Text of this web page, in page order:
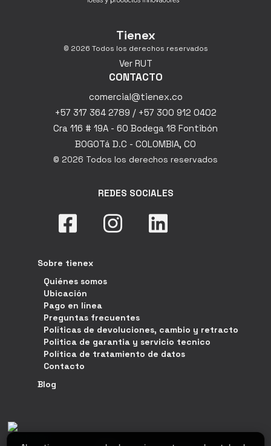
Tienex
© 2026 Todos los derechos reservados
Ver RUT
CONTACTO
comercial@tienex.co
+57 317 364 2789 / +57 300 912 0402
Cra 116 # 19A - 60 Bodega 18 Fontibón
BOGOTá D.C - COLOMBIA, CO
© 2026 Todos los derechos reservados
REDES SOCIALES
Sobre tienex
Quiénes somos
Ubicación
Pago en línea
Preguntas frecuentes
Políticas de devoluciones, cambio y retracto
Politica de garantia y servicio tecnico
Política de tratamiento de datos
Contacto
Blog